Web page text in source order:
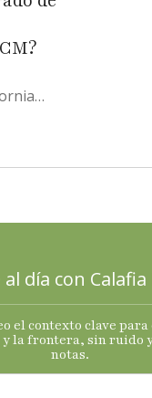
con
día con Calafia
el contexto clave
la frontera, sin ruido
notas.